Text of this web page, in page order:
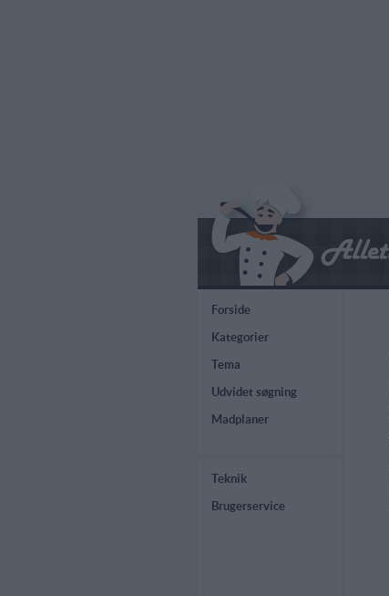
Forside
Kategorier
Tema
Udvidet søgning
Madplaner
Teknik
Brugerservice